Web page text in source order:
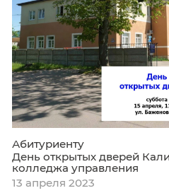
Абитуриенту
День открытых дверей
колледжа управления
03 мая 2023